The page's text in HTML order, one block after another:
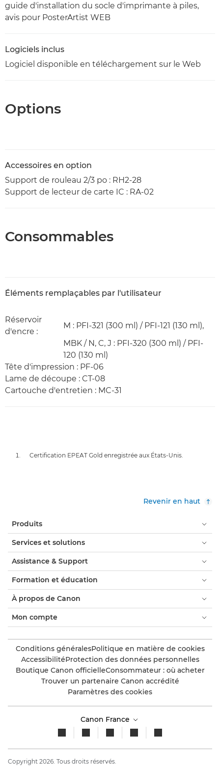
guide d'installation du socle d'imprimante à piles,
avis pour PosterArtist WEB
Logiciels inclus
Logiciel disponible en téléchargement sur le Web
Options
Accessoires en option
Support de rouleau 2/3 po : RH2-28
Support de lecteur de carte IC : RA-02
Consommables
Éléments remplaçables par l'utilisateur
Réservoir
d'encre :
M : PFI-321 (300 ml) / PFI-121 (130 ml),
MBK / N, C, J : PFI-320 (300 ml) / PFI-
120 (130 ml)
Tête d'impression : PF-06
Lame de découpe : CT-08
Cartouche d'entretien : MC-31
Certification EPEAT Gold enregistrée aux États-Unis.
Revenir en haut
Produits
Services et solutions
Assistance & Support
Formation et éducation
À propos de Canon
Mon compte
Conditions généralesPolitique en matière de cookies
AccessibilitéProtection des données personnelles
Boutique Canon officielleConsommateur : où acheter
Trouver un partenaire Canon accrédité
Paramètres des cookies
Canon France
Copyright 2026. Tous droits réservés.